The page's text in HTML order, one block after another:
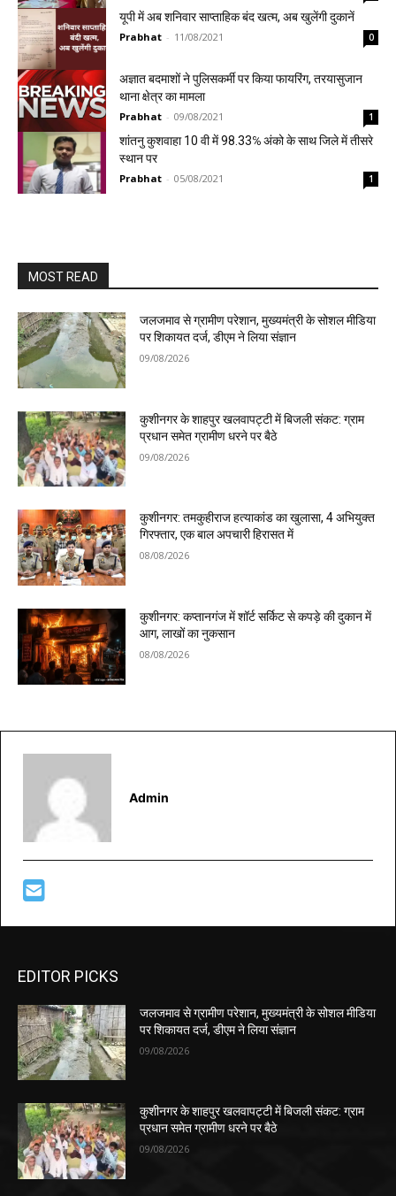
यूपी में अब शनिवार साप्ताहिक बंद खत्म, अब खुलेंगी दुकानें
Prabhat - 11/08/2021 0
अज्ञात बदमाशों ने पुलिसकर्मी पर किया फायरिंग, तरयासुजान
थाना क्षेत्र का मामला
Prabhat - 09/08/2021 1
शांतनु कुशवाहा 10 वी में 98.33℅ अंको के साथ जिले में तीसरे
स्थान पर
Prabhat - 05/08/2021 1
MOST READ
जलजमाव से ग्रामीण परेशान, मुख्यमंत्री के सोशल मीडिया
पर शिकायत दर्ज, डीएम ने लिया संज्ञान
09/08/2026
कुशीनगर के शाहपुर खलवापट्टी में बिजली संकट: ग्राम
प्रधान समेत ग्रामीण धरने पर बैठे
09/08/2026
कुशीनगर: तमकुहीराज हत्याकांड का खुलासा, 4 अभियुक्त
गिरफ्तार, एक बाल अपचारी हिरासत में
08/08/2026
कुशीनगर: कप्तानगंज में शॉर्ट सर्किट से कपड़े की दुकान में
आग, लाखों का नुकसान
08/08/2026
Admin
EDITOR PICKS
जलजमाव से ग्रामीण परेशान, मुख्यमंत्री के सोशल मीडिया
पर शिकायत दर्ज, डीएम ने लिया संज्ञान
09/08/2026
कुशीनगर के शाहपुर खलवापट्टी में बिजली संकट: ग्राम
प्रधान समेत ग्रामीण धरने पर बैठे
09/08/2026